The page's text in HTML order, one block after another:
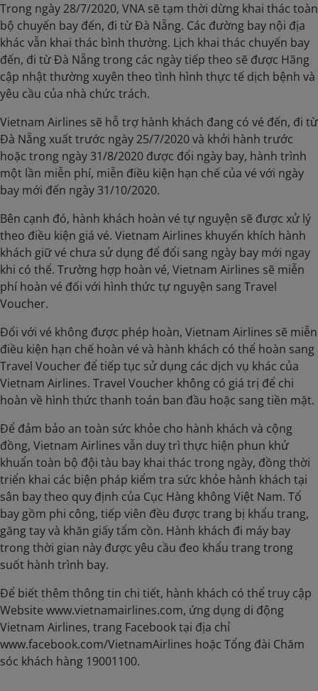
Trong ngày 28/7/2020, VNA sẽ tạm thời dừng khai thác toàn
bộ chuyến bay đến, đi từ Đà Nẵng. Các đường bay nội địa
khác vẫn khai thác bình thường. Lịch khai thác chuyến bay
đến, đi từ Đà Nẵng trong các ngày tiếp theo sẽ được Hãng
cập nhật thường xuyên theo tình hình thực tế dịch bệnh và
yêu cầu của nhà chức trách.
Vietnam Airlines sẽ hỗ trợ hành khách đang có vé đến, đi từ
Đà Nẵng xuất trước ngày 25/7/2020 và khởi hành trước
hoặc trong ngày 31/8/2020 được đổi ngày bay, hành trình
một lần miễn phí, miễn điều kiện hạn chế của vé với ngày
bay mới đến ngày 31/10/2020.
Bên cạnh đó, hành khách hoàn vé tự nguyện sẽ được xử lý
theo điều kiện giá vé. Vietnam Airlines khuyến khích hành
khách giữ vé chưa sử dụng để đổi sang ngày bay mới ngay
khi có thể. Trường hợp hoàn vé, Vietnam Airlines sẽ miễn
phí hoàn vé đối với hình thức tự nguyện sang Travel
Voucher.
Đối với vé không được phép hoàn, Vietnam Airlines sẽ miễn
điều kiện hạn chế hoàn vé và hành khách có thể hoàn sang
Travel Voucher để tiếp tục sử dụng các dịch vụ khác của
Vietnam Airlines. Travel Voucher không có giá trị để chi
hoàn về hình thức thanh toán ban đầu hoặc sang tiền mặt.
Để đảm bảo an toàn sức khỏe cho hành khách và cộng
đồng, Vietnam Airlines vẫn duy trì thực hiện phun khử
khuẩn toàn bộ đội tàu bay khai thác trong ngày, đồng thời
triển khai các biện pháp kiểm tra sức khỏe hành khách tại
sân bay theo quy định của Cục Hàng không Việt Nam. Tổ
bay gồm phi công, tiếp viên đều được trang bị khẩu trang,
găng tay và khăn giấy tẩm cồn. Hành khách đi máy bay
trong thời gian này được yêu cầu đeo khẩu trang trong
suốt hành trình bay.
Để biết thêm thông tin chi tiết, hành khách có thể truy cập
Website www.vietnamairlines.com, ứng dụng di động
Vietnam Airlines, trang Facebook tại địa chỉ
www.facebook.com/VietnamAirlines hoặc Tổng đài Chăm
sóc khách hàng 19001100.